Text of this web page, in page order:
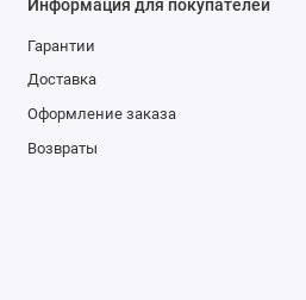
Информация для покупателей
Гарантии
Доставка
Оформление заказа
Возвраты